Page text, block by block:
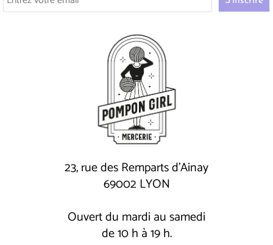
23, rue des Remparts d'Ainay
69002 LYON
Ouvert du mardi au samedi
de 10 h à 19 h.